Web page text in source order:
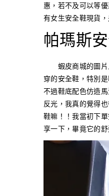
惠，若不及可以等
有女生安全鞋現貨，
帕瑪斯
蝦皮商城的圖片
穿的安全鞋，特別
不過鞋底配色仿造
反光，我真的覺得
鞋嘛！！我當初下
享一下，畢竟它的